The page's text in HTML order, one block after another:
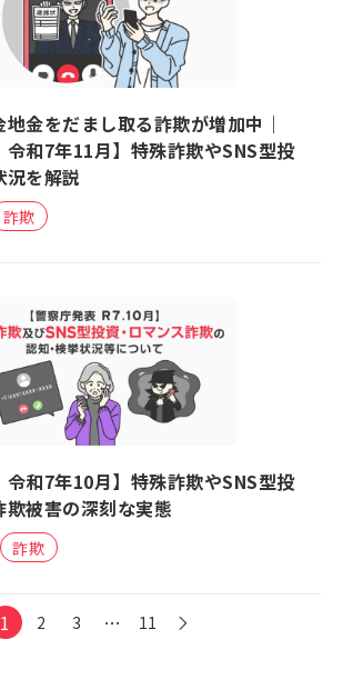
金をだまし取る詐欺が増加中｜
令和7年11月】特殊詐欺やSNS型投
況を解説
詐欺
令和7年10月】特殊詐欺やSNS型投
被害の深刻な実態
詐欺
1 2 3 … 11